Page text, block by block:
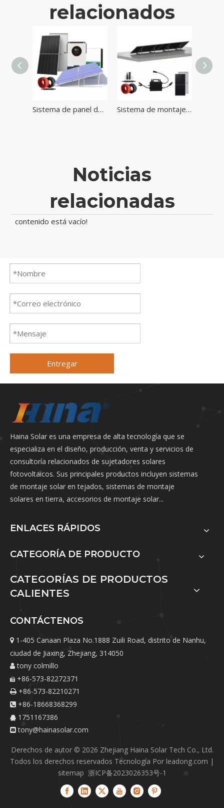
relacionados
Sistema de panel de energía solar Kit de panel de energía solar de montaje de techo plano con módulo fotovoltaico inversor Sistema de montaje de paneles solares para balcón con dos paneles solares para techo plano o pared
Noticias
relacionadas
contenido está vacío!
Entregar
Haina Solar es una empresa de alta tecnología que se
especializa en el diseño, producción, venta y servicios de
consultoría relacionados de sujetadores solares
fotovoltaicos. Sus principales productos incluyen sistemas
de montaje solar en tejados, sistemas de montaje
solares en tierra, accesorios de montaje solar...
ENLACES RÁPIDOS
CATEGORÍA DE PRODUCTO
CATEGORÍAS DE PRODUCTOS
CALIENTES
CONTÁCTENOS
 1-405 Canaan Plaza No.1888 Zuili Road, distrito de Nanhu,
ciudad de Jiaxing, Zhejiang, 314050
 tony colmillo
 +86-573-82272371
 +86-573-82210271
 +86-18668368299
 1751167386
 tony@hainasolar.com
Derechos de autor © 2026 Zhejiang Haina Solar Tech Co., Ltd.
Todos los derechos reservados Tecnología Por leadong.com |
sitemap 浙ICP备2023026353号-1